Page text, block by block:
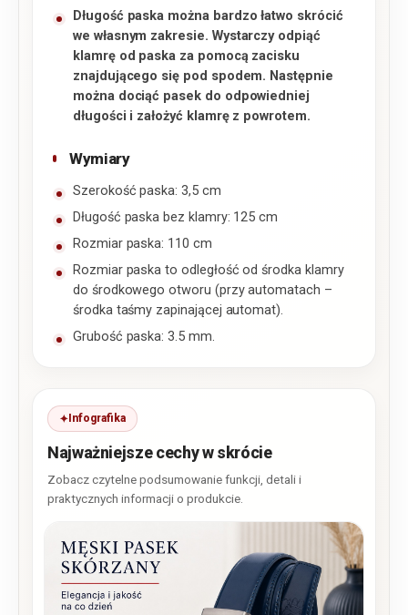
Długość paska można bardzo łatwo skrócić
we własnym zakresie. Wystarczy odpiąć
klamrę od paska za pomocą zacisku
znajdującego się pod spodem. Następnie
można dociąć pasek do odpowiedniej
długości i założyć klamrę z powrotem.
Wymiary
Szerokość paska: 3,5 cm
Długość paska bez klamry: 125 cm
Rozmiar paska: 110 cm
Rozmiar paska to odległość od środka klamry
do środkowego otworu (przy automatach –
środka taśmy zapinającej automat).
Grubość paska: 3.5 mm.
Infografika
Najważniejsze cechy w skrócie
Zobacz czytelne podsumowanie funkcji, detali i
praktycznych informacji o produkcie.